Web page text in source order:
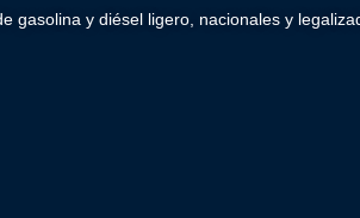
y diésel ligero, nacionales y